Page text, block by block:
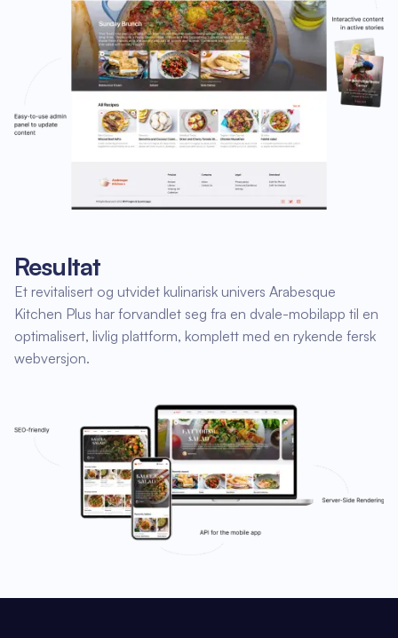
Resultat
Et revitalisert og utvidet kulinarisk univers Arabesque
Kitchen Plus har forvandlet seg fra en dvale-mobilapp til en
optimalisert, livlig plattform, komplett med en rykende fersk
webversjon.